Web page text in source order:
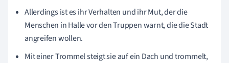
Allerdings ist es ihr Verhalten und ihr Mut, der die
Menschen in Halle vor den Truppen warnt, die die Stadt
angreifen wollen.
Mit einer Trommel steigt sie auf ein Dach und trommelt,